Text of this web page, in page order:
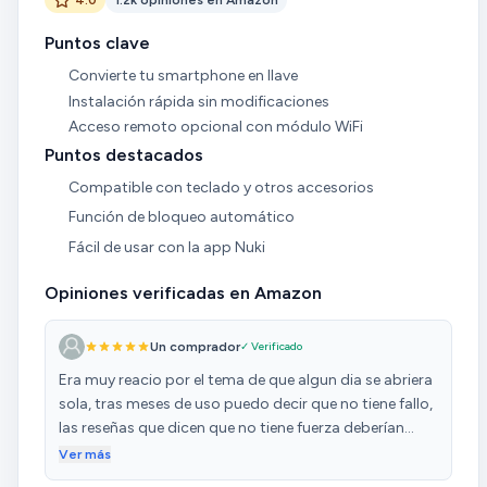
Puntos clave
Convierte tu smartphone en llave
Instalación rápida sin modificaciones
Acceso remoto opcional con módulo WiFi
Puntos destacados
Compatible con teclado y otros accesorios
Función de bloqueo automático
Fácil de usar con la app Nuki
Opiniones verificadas en Amazon
Un comprador✓ Verificado
Era muy reacio por el tema de que algun dia se abriera
sola, tras meses de uso puedo decir que no tiene fallo,
las reseñas que dicen que no tiene fuerza deberían
probar a usar otras pilas nuevas o el power pack
Ver más